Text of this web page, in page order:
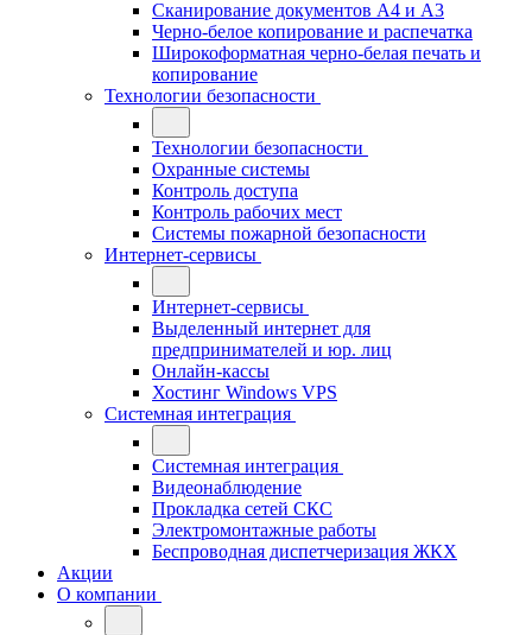
Сканирование документов А4 и А3
Черно-белое копирование и распечатка
Широкоформатная черно-белая печать и
копирование
Технологии безопасности
Технологии безопасности
Охранные системы
Контроль доступа
Контроль рабочих мест
Системы пожарной безопасности
Интернет-сервисы
Интернет-сервисы
Выделенный интернет для
предпринимателей и юр. лиц
Онлайн-кассы
Хостинг Windows VPS
Системная интеграция
Системная интеграция
Видеонаблюдение
Прокладка сетей СКС
Электромонтажные работы
Беспроводная диспетчеризация ЖКХ
Акции
О компании